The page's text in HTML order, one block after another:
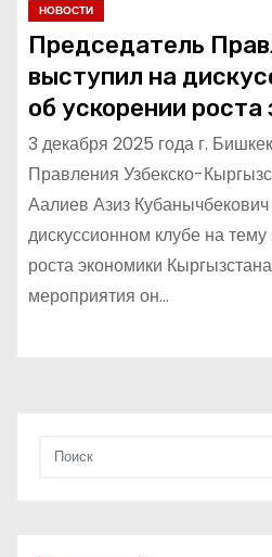
НОВОСТИ
Председатель
выступил на
об ускорении роста
Кыргызстана
3 декабря 2025 года г.
Правления Узбекско-
Аалиев Азиз
дискуссионном клубе на
роста экономики
мероприятия он…